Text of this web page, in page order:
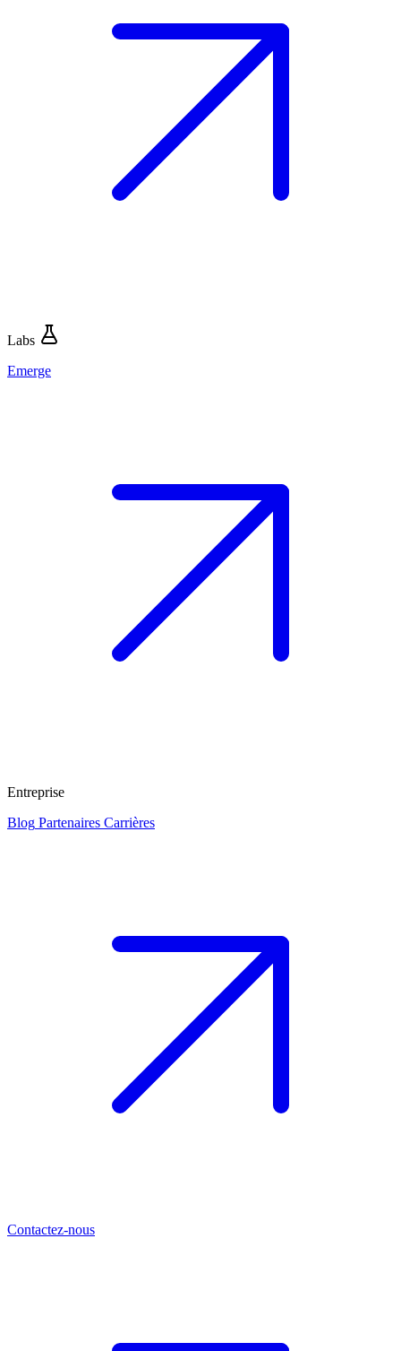
Labs
Emerge
Entreprise
Blog Partenaires Carrières
Contactez-nous